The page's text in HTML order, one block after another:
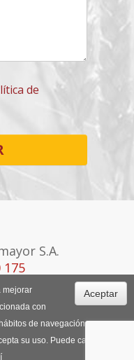
de
S.A.
175
Política deAceptar
mejorar
con
de navegación.
su uso. Puede cambiar la